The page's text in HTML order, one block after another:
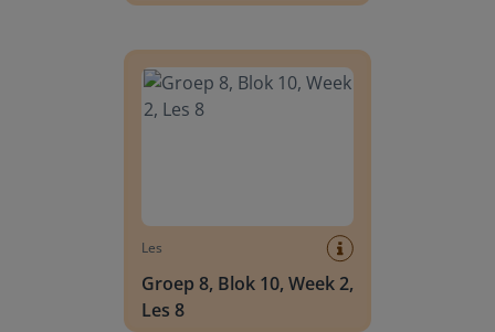
Les
Groep 8, Blok 10, Week 2,
Les 8